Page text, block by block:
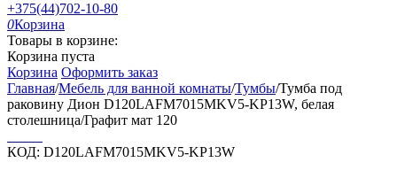
+375(44)702-10-80
0Корзина
Товары в корзине:
Корзина пуста
Корзина Оформить заказ
Главная/Мебель для ванной комнаты/Тумбы/Тумба под
раковину Дион D120LAFM7015MKV5-KP13W, белая
столешница/Графит мат 120
КОД: D120LAFM7015MKV5-KP13W